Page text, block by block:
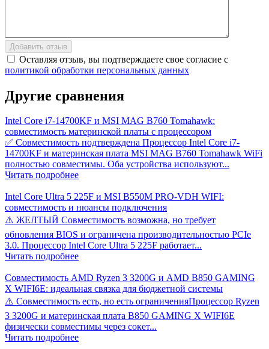
Добавить отзыв
Оставляя отзыв, вы подтверждаете свое согласие с
политикой обработки персональных данных
Другие сравнения
Intel Core i7-14700KF и MSI MAG B760 Tomahawk:
совместимость материнской платы с процессором
✅ Совместимость подтверждена Процессор Intel Core i7-
14700KF и материнская плата MSI MAG B760 Tomahawk WiFi
полностью совместимы. Оба устройства используют...
Читать подробнее
Intel Core Ultra 5 225F и MSI B550M PRO-VDH WIFI:
совместимость и нюансы подключения
⚠️ ЖЕЛТЫЙ Совместимость возможна, но требует
обновления BIOS и ограничена производительностью PCIe
3.0. Процессор Intel Core Ultra 5 225F работает...
Читать подробнее
Совместимость AMD Ryzen 3 3200G и AMD B850 GAMING
X WIFI6E: идеальная связка для бюджетной системы
⚠️ Совместимость есть, но есть ограниченияПроцессор Ryzen
3 3200G и материнская плата B850 GAMING X WIFI6E
физически совместимы через сокет...
Читать подробнее